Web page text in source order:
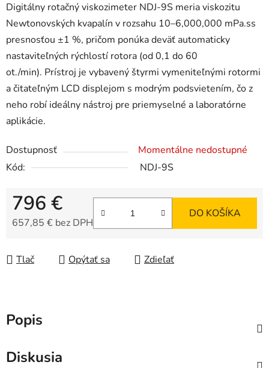
Digitálny rotačný viskozimeter NDJ-9S meria viskozitu
Newtonovských kvapalín v rozsahu 10–6,000,000 mPa.ss
presnosťou ±1 %, pričom ponúka deväť automaticky
nastaviteľných rýchlostí rotora (od 0,1 do 60
ot./min). Prístroj je vybavený štyrmi vymeniteľnými rotormi
a čitateľným LCD displejom s modrým podsvietením, čo z
neho robí ideálny nástroj pre priemyselné a laboratórne
aplikácie.
Dostupnosť
Momentálne nedostupné
Kód:
NDJ-9S
796 €
657,85 € bez DPH
DO KOŠÍKA
Tlač Opýtať sa Zdieľať
Popis
Diskusia